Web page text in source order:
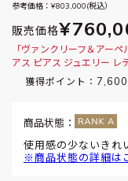
参考価格：¥803,000(税込）
販売価格
「ヴァンクリーフ＆アー
アス ピアス ジュエリー レ
獲得ポイント：
商品状態：
使用感の少ないきれ
※商品状態の詳細は